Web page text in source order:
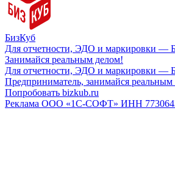
БизКуб
Для отчетности, ЭДО и маркировки —
Занимайся реальным делом!
Для отчетности, ЭДО и маркировки —
Предприниматель, занимайся реальным
Попробовать bizkub.ru
Реклама ООО «1С-СОФТ» ИНН